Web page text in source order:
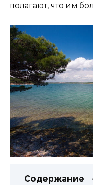
полагают, что им
Содержание